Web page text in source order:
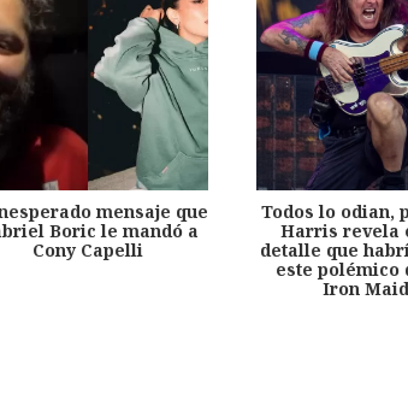
mensaje que
Boric le mandó a
Cony Capelli
Todos lo odian,
Harris revela
detalle que
este polémico
Iron